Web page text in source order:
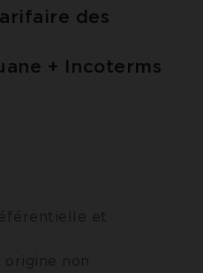
des
+ Incoterms
et
non